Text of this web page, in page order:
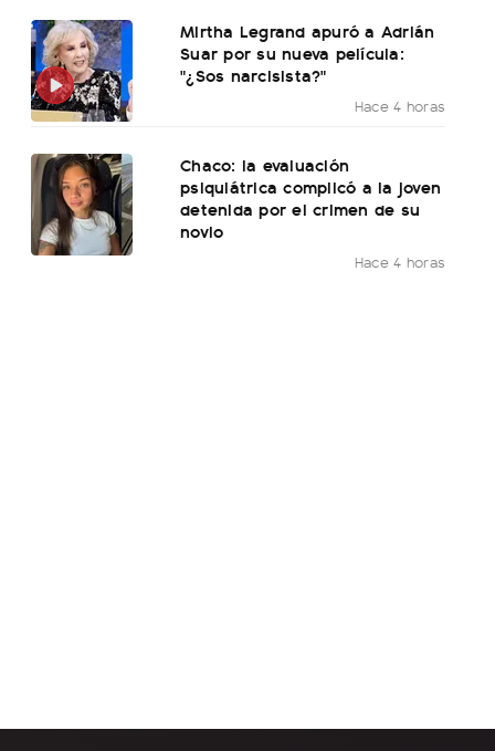
Mirtha Legrand apuró a Adrián
Suar por su nueva película:
"¿Sos narcisista?"
Hace 4 horas
Chaco: la evaluación
psiquiátrica complicó a la joven
detenida por el crimen de su
novio
Hace 4 horas